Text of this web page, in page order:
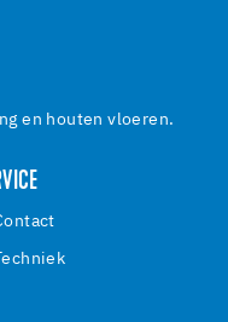
en houten vloeren.
Techniek